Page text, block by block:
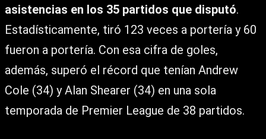
asistencias en los 35 partidos que disputó.
Estadísticamente, tiró 123 veces a portería y 60
fueron a portería. Con esa cifra de goles,
además, superó el récord que tenían Andrew
Cole (34) y Alan Shearer (34) en una sola
temporada de Premier League de 38 partidos.